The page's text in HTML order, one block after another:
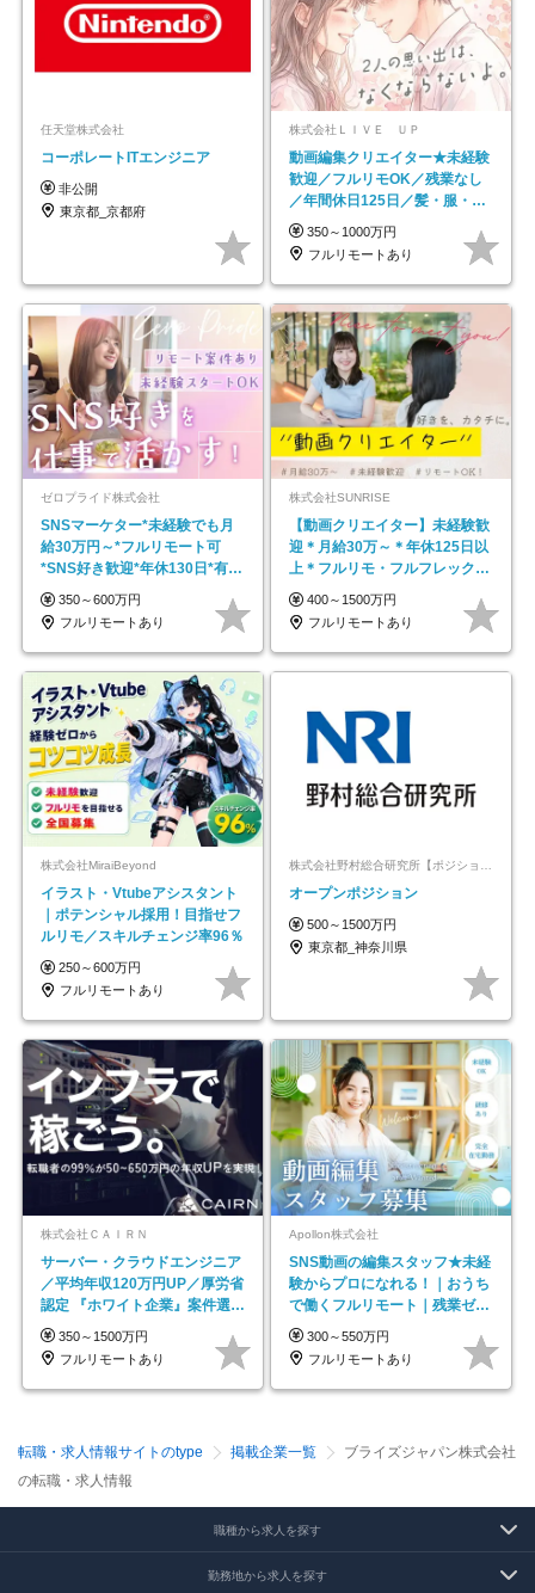
任天堂株式会社
コーポレートITエンジニア
非公開
東京都_京都府
株式会社ＬＩＶＥ ＵＰ
動画編集クリエイター★未経験
歓迎／フルリモOK／残業なし
／年間休日125日／髪・服・ネ
イル自由／研修充実で安心
350～1000万円
フルリモートあり
ゼロプライド株式会社
SNSマーケター*未経験でも月
給30万円～*フルリモート可
*SNS好き歓迎*年休130日*有休
取得率100%
350～600万円
フルリモートあり
株式会社SUNRISE
【動画クリエイター】未経験歓
迎＊月給30万～＊年休125日以
上＊フルリモ・フルフレックス
◆10名の採用が決定◆
400～1500万円
フルリモートあり
株式会社MiraiBeyond
イラスト・Vtubeアシスタント
｜ポテンシャル採用！目指せフ
ルリモ／スキルチェンジ率96％
250～600万円
フルリモートあり
株式会社野村総合研究所【ポジションマッチ登録】
オープンポジション
500～1500万円
東京都_神奈川県
株式会社ＣＡＩＲＮ
サーバー・クラウドエンジニア
／平均年収120万円UP／厚労省
認定 『ホワイト企業』案件選択
制度／年休129日
350～1500万円
フルリモートあり
Apollon株式会社
SNS動画の編集スタッフ★未経
験からプロになれる！｜おうち
で働くフルリモート｜残業ゼロ
で18時退勤◎
300～550万円
フルリモートあり
転職・求人情報サイトのtype 掲載企業一覧
ブライズジャパン株式会社
の転職・求人情報
職種から求人を探す
勤務地から求人を探す